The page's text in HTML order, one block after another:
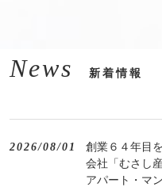
News 新着情報
2026/08/01
創業６４年目
会社「むさし
アパート・マ